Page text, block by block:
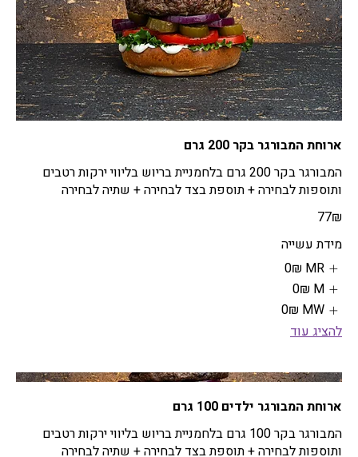
ארוחת המבורגר בקר 200 גרם
המבורגר בקר 200 גרם בלחמניית בריוש בליווי ירקות רטבים
ותוספות לבחירה + תוספת בצד לבחירה + שתיה לבחירה
‏77 ‏₪
מידת עשייה
MR
‏0 ‏₪
M
‏0 ‏₪
MW
‏0 ‏₪
להציג עוד
ארוחת המבורגר ילדים 100 גרם
המבורגר בקר 100 גרם בלחמניית בריוש בליווי ירקות רטבים
ותוספות לבחירה + תוספת בצד לבחירה + שתיה לבחירה